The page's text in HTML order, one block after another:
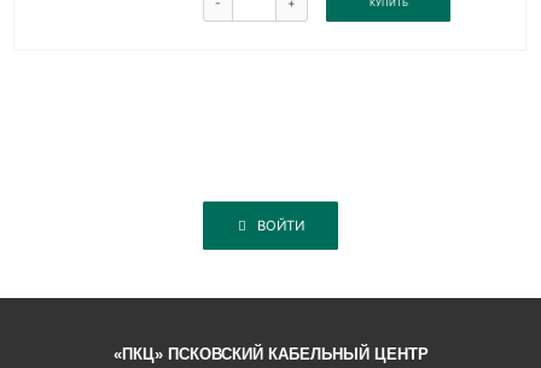
КУПИТЬ
ВОЙТИ
«ПКЦ» ПСКОВСКИЙ КАБЕЛЬНЫЙ ЦЕНТР